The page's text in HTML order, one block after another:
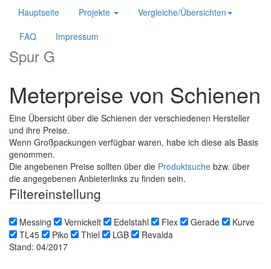
Hauptseite Projekte
Vergleiche/Übersichten
FAQ
Impressum
Spur G
Meterpreise von Schienen
Eine Übersicht über die Schienen der verschiedenen Hersteller
und ihre Preise.
Wenn Großpackungen verfügbar waren, habe ich diese als Basis
genommen.
Die angebenen Preise sollten über die Produktsuche bzw. über
die angegebenen Anbieterlinks zu finden sein.
Filtereinstellung
Messing Vernickelt Edelstahl Flex Gerade
Kurve
TL45
Piko Thiel LGB
Revalda
Stand: 04/2017